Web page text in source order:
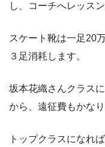
し、コーチへレッス
スケート靴は一足20
３足消耗します。
坂本花織さんクラス
から、遠征費もかなり
トップクラスになれ